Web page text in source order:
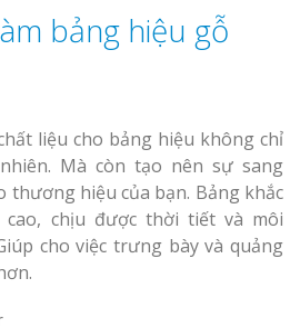
bảng hiệu gỗ
liệu cho bảng hiệu không chỉ
Mà còn tạo nên sự sang
thương hiệu của bạn. Bảng khắc
chịu được thời tiết và môi
cho việc trưng bày và quảng